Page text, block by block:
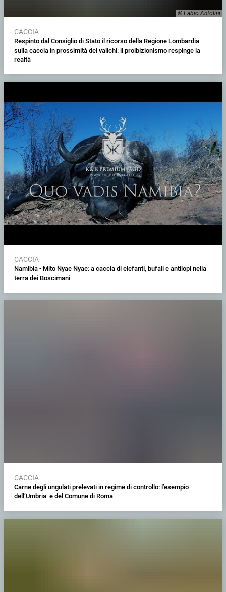
© Fabio Antolini
CACCIA
Respinto dal Consiglio di Stato il ricorso della Regione Lombardia
sulla caccia in prossimità dei valichi: il proibizionismo respinge la
realtà
CACCIA
Namibia - Mito Nyae Nyae: a caccia di elefanti, bufali e antilopi nella
terra dei Boscimani
CACCIA
Carne degli ungulati prelevati in regime di controllo: l’esempio
dell’Umbria e del Comune di Roma